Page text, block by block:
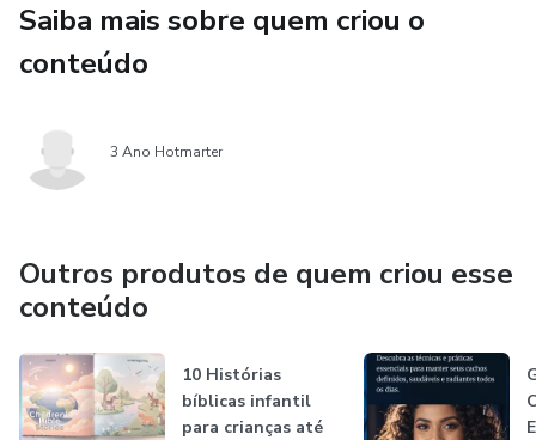
Saiba mais sobre quem criou o
conteúdo
3 Ano Hotmarter
Outros produtos de quem criou esse
conteúdo
10 Histórias
bíblicas infantil
para crianças até